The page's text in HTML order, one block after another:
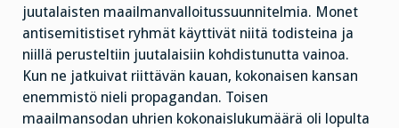
juutalaisten maailmanvalloitussuunnitelmia. Monet
antisemitistiset ryhmät käyttivät niitä todisteina ja
niillä perusteltiin juutalaisiin kohdistunutta vainoa.
Kun ne jatkuivat riittävän kauan, kokonaisen kansan
enemmistö nieli propagandan. Toisen
maailmansodan uhrien kokonaislukumäärä oli lopulta